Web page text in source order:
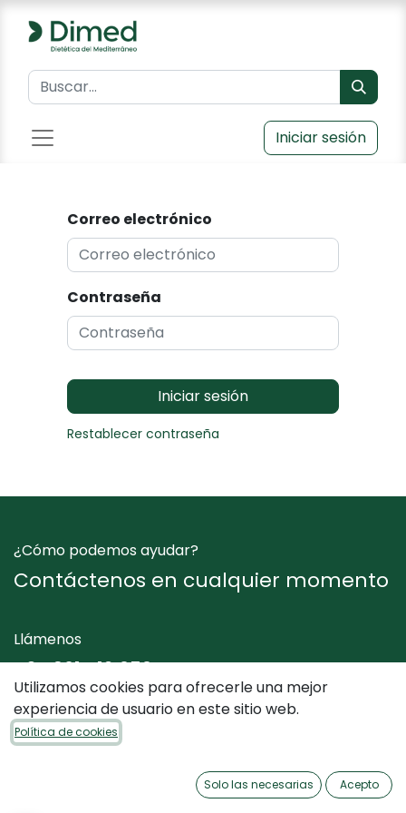
Iniciar sesión
Correo electrónico
Contraseña
Iniciar sesión
Restablecer contraseña
¿Cómo podemos ayudar?
Contáctenos en cualquier momento
Llámenos
+34 961 412 050
Envíenos un mensaje
Utilizamos cookies para ofrecerle una mejor
experiencia de usuario en este sitio web.
Política de cookies
Solo las necesarias Acepto